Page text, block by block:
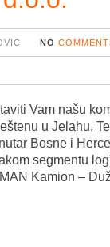
NO
Vam našu
u Jelahu,
Bosne i
segmentu
Kamion –